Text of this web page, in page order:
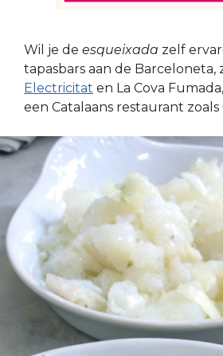
Wil je de esqueixada zelf
tapasbars aan de Barceloneta,
Electricitat en La Cova
een Catalaans restaurant zoals